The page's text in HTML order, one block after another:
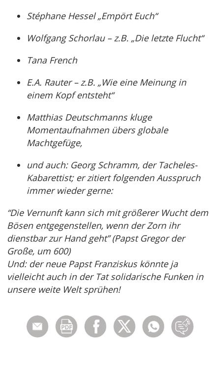
Stéphane Hessel „Empört Euch“
Wolfgang Schorlau – z.B. „Die letzte Flucht“
Tana French
E.A. Rauter – z.B. „Wie eine Meinung in
einem Kopf entsteht“
Matthias Deutschmanns kluge
Momentaufnahmen übers globale
Machtgefüge,
und auch: Georg Schramm, der Tacheles-
Kabarettist; er zitiert folgenden Ausspruch
immer wieder gerne:
“Die Vernunft kann sich mit größerer Wucht dem
Bösen entgegenstellen, wenn der Zorn ihr
dienstbar zur Hand geht” (Papst Gregor der
Große, um 600)
Und: der neue Papst Franziskus könnte ja
vielleicht auch in der Tat solidarische Funken in
unsere weite Welt sprühen!